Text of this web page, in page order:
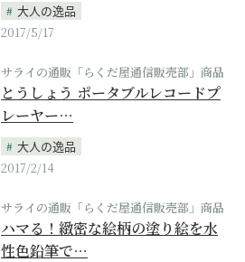
大人の逸品
2017/5/17
サライの通販「らくだ屋通信販売部」商品
とうしょう ポータブルレコードプ
レーヤー…
大人の逸品
2017/2/14
サライの通販「らくだ屋通信販売部」商品
ハマる！緻密な絵柄の塗り絵を水
性色鉛筆で…